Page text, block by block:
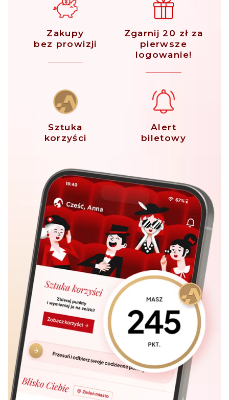
Zakupy
bez prowizji
Zgarnij 20 zł za
pierwsze
logowanie!
Sztuka
korzyści
Alert
biletowy